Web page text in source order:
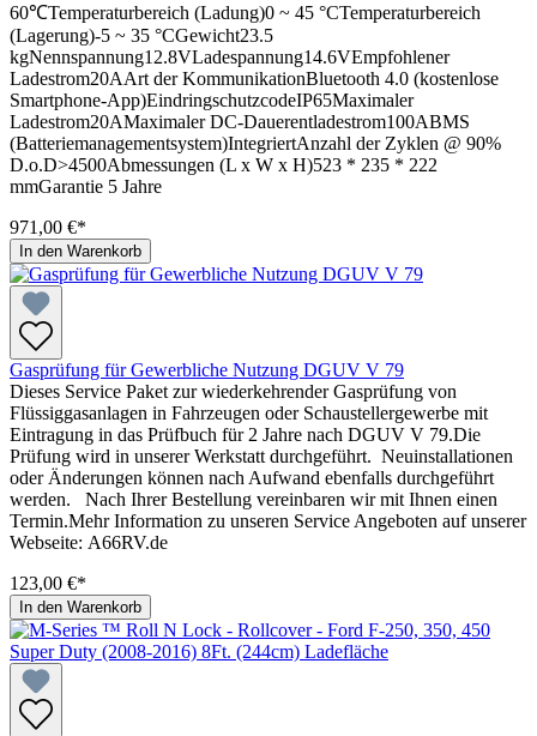
60℃Temperaturbereich (Ladung)0 ~ 45 °CTemperaturbereich
(Lagerung)-5 ~ 35 °CGewicht23.5
kgNennspannung12.8VLadespannung14.6VEmpfohlener
Ladestrom20AArt der KommunikationBluetooth 4.0 (kostenlose
Smartphone-App)EindringschutzcodeIP65Maximaler
Ladestrom20AMaximaler DC-Dauerentladestrom100ABMS
(Batteriemanagementsystem)IntegriertAnzahl der Zyklen @ 90%
D.o.D>4500Abmessungen (L x W x H)523 * 235 * 222
mmGarantie 5 Jahre
971,00 €*
In den Warenkorb
Gasprüfung für Gewerbliche Nutzung DGUV V 79
Dieses Service Paket zur wiederkehrender Gasprüfung von
Flüssiggasanlagen in Fahrzeugen oder Schaustellergewerbe mit
Eintragung in das Prüfbuch für 2 Jahre nach DGUV V 79.Die
Prüfung wird in unserer Werkstatt durchgeführt. Neuinstallationen
oder Änderungen können nach Aufwand ebenfalls durchgeführt
werden. Nach Ihrer Bestellung vereinbaren wir mit Ihnen einen
Termin.Mehr Information zu unseren Service Angeboten auf unserer
Webseite: A66RV.de
123,00 €*
In den Warenkorb